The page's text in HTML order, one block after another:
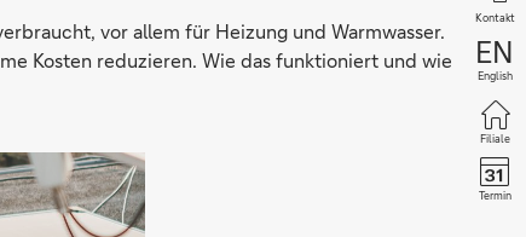
Kontakt
English
Filiale
Termin
vor allem für Heizung und Warmwasser.
Kosten reduzieren. Wie das funktioniert und wie